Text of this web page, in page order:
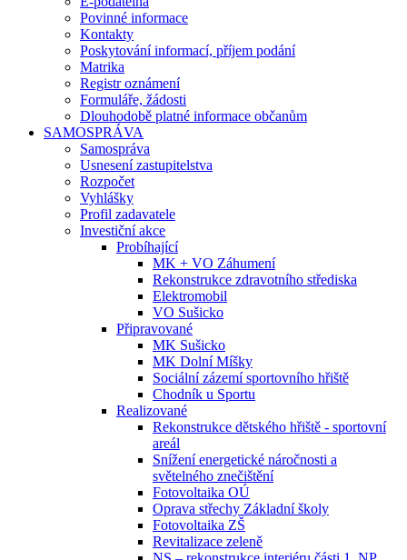
Povinné informace
Kontakty
Poskytování informací, příjem podání
Matrika
Registr oznámení
Formuláře, žádosti
Dlouhodobě platné informace občanům
SAMOSPRÁVA
Samospráva
Usnesení zastupitelstva
Rozpočet
Vyhlášky
Profil zadavatele
Investiční akce
Probíhající
MK + VO Záhumení
Rekonstrukce zdravotního střediska
Elektromobil
VO Sušicko
Připravované
MK Sušicko
MK Dolní Míšky
Sociální zázemí sportovního hřiště
Chodník u Sportu
Realizované
Rekonstrukce dětského hřiště - sportovní
areál
Snížení energetické náročnosti a
světelného znečištění
Fotovoltaika OÚ
Oprava střechy Základní školy
Fotovoltaika ZŠ
Revitalizace zeleně